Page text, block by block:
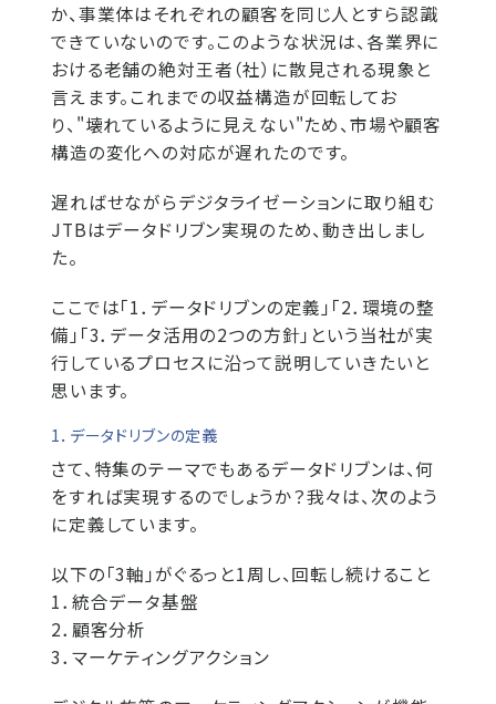
か、事業体はそれぞれの顧客を同じ人とすら認識
できていないのです。このような状況は、各業界に
おける老舗の絶対王者（社）に散見される現象と
言えます。これまでの収益構造が回転してお
り、"壊れているように見えない"ため、市場や顧客
構造の変化への対応が遅れたのです。
遅ればせながらデジタライゼーションに取り組む
JTBはデータドリブン実現のため、動き出しまし
た。
ここでは「1．データドリブンの定義」「2．環境の整
備」「3．データ活用の2つの方針」という当社が実
行しているプロセスに沿って説明していきたいと
思います。
1．データドリブンの定義
さて、特集のテーマでもあるデータドリブンは、何
をすれば実現するのでしょうか？我々は、次のよう
に定義しています。
以下の「3軸」がぐるっと1周し、回転し続けること
1．統合データ基盤
2．顧客分析
3．マーケティングアクション